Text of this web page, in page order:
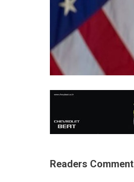
Readers Comment